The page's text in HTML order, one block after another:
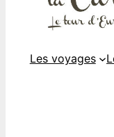
Les voyages